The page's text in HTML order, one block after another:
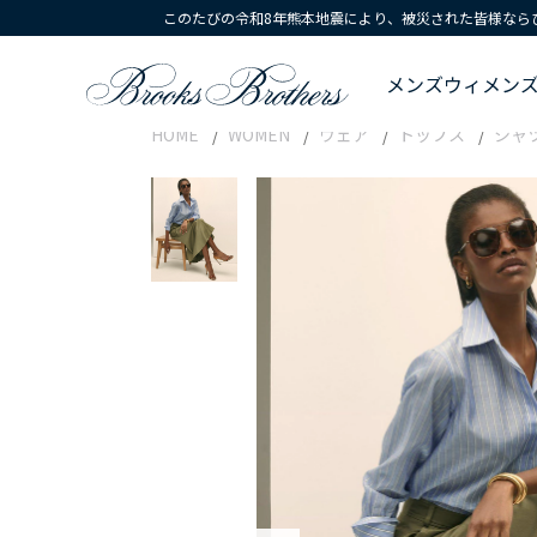
このたびの令和8年熊本地震により、被災された皆様な
メンズウィメン
HOME WOMEN ウェア トップス シャ